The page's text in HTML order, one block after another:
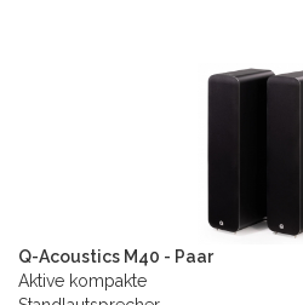
Q-Acoustics M40 - Paar
Aktive kompakte